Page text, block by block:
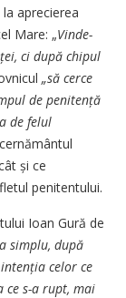
apre­cierea
Mare: „Vinde­
ci după chipul
„să cerce
de peniten­ță
de felul
și ce
penitentului.
Ioan Gură de
simplu, după
celor ce
ce s-a rupt, mai